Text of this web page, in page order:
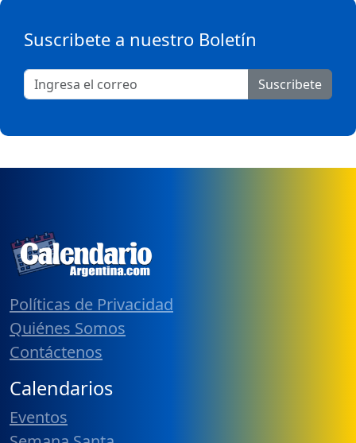
Suscribete a nuestro Boletín
Suscribete
Políticas de Privacidad
Quiénes Somos
Contáctenos
Calendarios
Eventos